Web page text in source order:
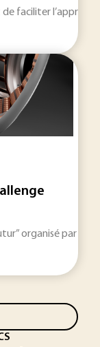
faciliter
organisé par